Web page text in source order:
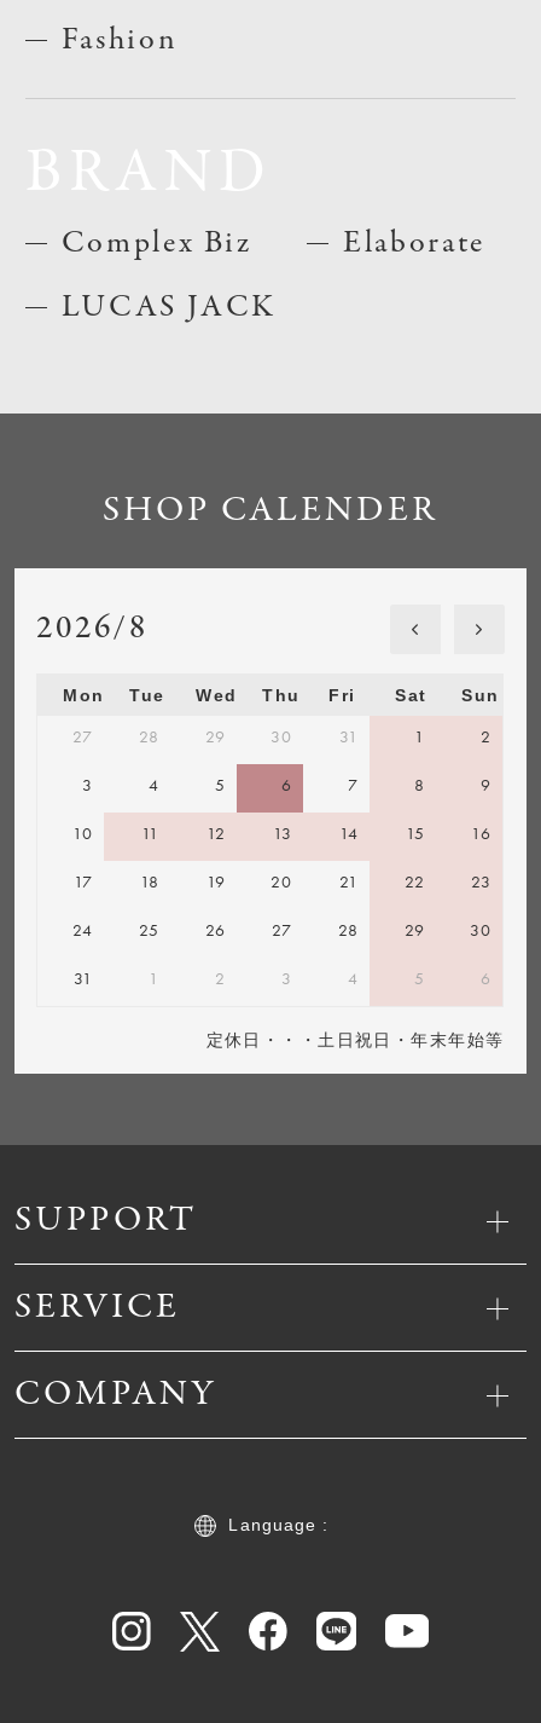
Fashion
Complex Biz
LUCAS JACK
Elaborate
SUPPORT
SERVICE
COMPANY
Language :
SHOP CALENDER
2026/8
Mon Tue Wed Thu Fri Sat Sun
27 28 29 30 31 1 2
3 4 5 6 7 8 9
10 11 12 13 14 15 16
17 18 19 20 21 22 23
24 25 26 27 28 29 30
31 1 2 3 4 5 6
定休日・・・土日祝日・年末年始等